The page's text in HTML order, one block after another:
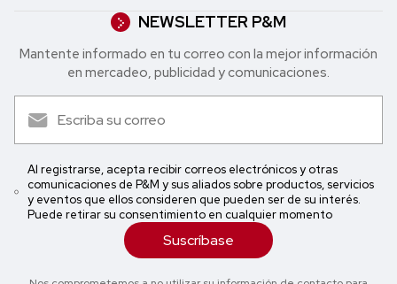
NEWSLETTER P&M
Mantente informado en tu correo con la mejor in formación
en mercadeo, publicidad y comunicaciones.
Al registrarse, acepta recibir correos electrónicos y otras
comunicaciones de P&M y sus aliados sobre productos, servicios
y eventos que ellos consideren que pueden ser de su interés.
Puede retirar su consentimiento en cualquier momento
Suscríbase